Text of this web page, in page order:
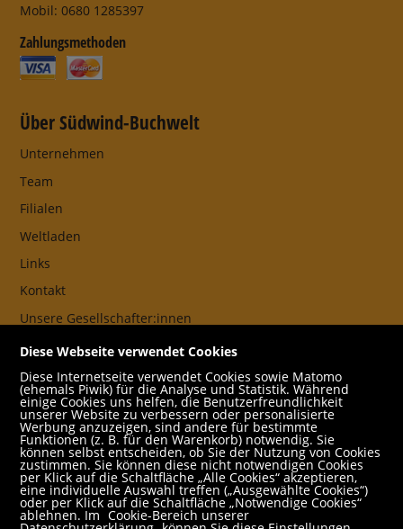
Mobil: 0680 1285397
Zahlungsmethoden
Über Südwind-Buchwelt
Unternehmen
Team
Filialen
Weltladen
Links
Kontakt
Unsere Gesellschafter:innen
AGB
Impressum
Datenschutz- und Cookieerklärung
Freund:innen
Service
Jobs
Newsletter abonnieren
Diese Webseite verwendet Cookies
Diese Internetseite verwendet Cookies sowie Matomo
(ehemals Piwik) für die Analyse und Statistik. Während
einige Cookies uns helfen, die Benutzerfreundlichkeit
unserer Website zu verbessern oder personalisierte
Werbung anzuzeigen, sind andere für bestimmte
Funktionen (z. B. für den Warenkorb) notwendig. Sie
können selbst entscheiden, ob Sie der Nutzung von Cookies
zustimmen. Sie können diese nicht notwendigen Cookies
per Klick auf die Schaltfläche „Alle Cookies“ akzeptieren,
eine individuelle Auswahl treffen („Ausgewählte Cookies“)
oder per Klick auf die Schaltfläche „Notwendige Cookies“
ablehnen. Im Cookie-Bereich unserer